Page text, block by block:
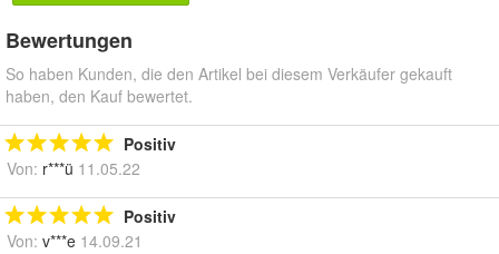
Bewertungen
So haben Kunden, die den Artikel bei diesem Verkäufer gekauft
haben, den Kauf bewertet.
Positiv
Von: r***ü 11.05.22
Positiv
Von: v***e 14.09.21